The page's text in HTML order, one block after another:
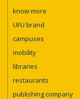
know more
UFU brand
campuses
mobility
libraries
restaurants
publishing company